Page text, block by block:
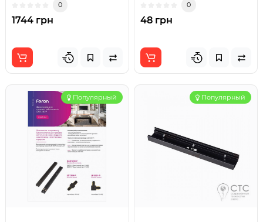
0
1744 грн
0
48 грн
Популярный Популярный